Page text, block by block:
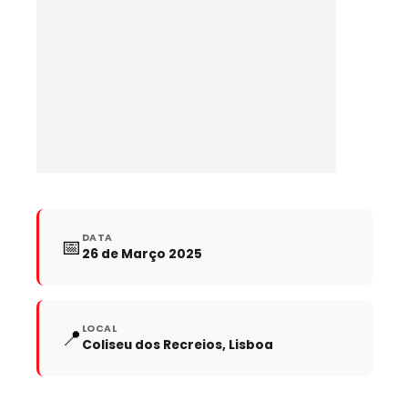
📅 DATA
26 de Março 2025
📍 LOCAL
Coliseu dos Recreios, Lisboa